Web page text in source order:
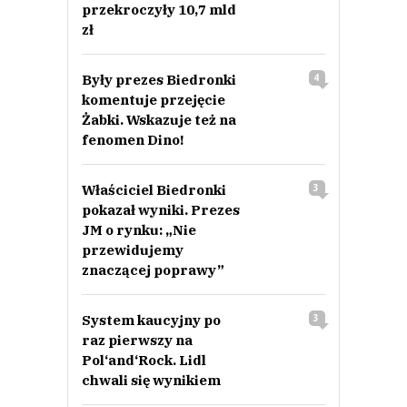
przekroczyły 10,7 mld
zł
Były prezes Biedronki
komentuje przejęcie
Żabki. Wskazuje też na
fenomen Dino!
4
Właściciel Biedronki
pokazał wyniki. Prezes
JM o rynku: „Nie
przewidujemy
znaczącej poprawy”
3
System kaucyjny po
raz pierwszy na
Pol‘and‘Rock. Lidl
chwali się wynikiem
3